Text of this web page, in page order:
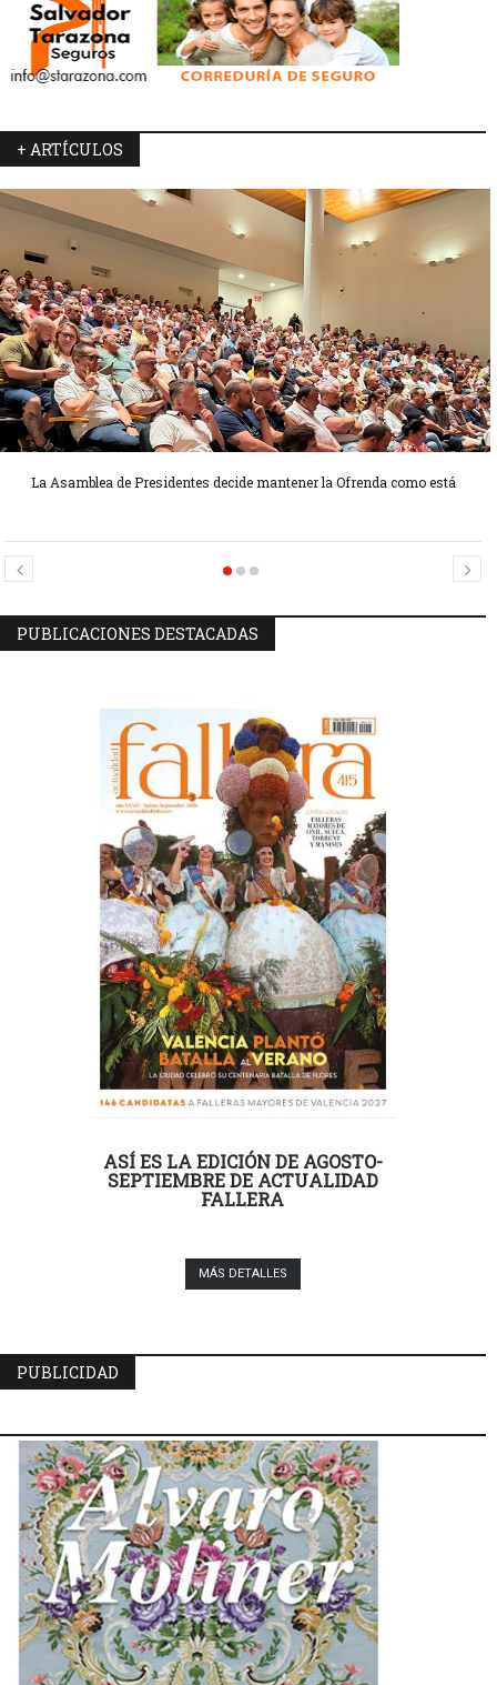
+ ARTÍCULOS
La Asamblea de Presidentes decide mantener la Ofrenda como está
Candidatas Preseleccionadas por el sector Olivereta
Candidatas Preseleccionadas por el sector Sector La Seu-La Xerea-El
Mercat
PUBLICACIONES DESTACADAS
ASÍ ES LA EDICIÓN DE AGOSTO-
SEPTIEMBRE DE ACTUALIDAD
FALLERA
MÁS DETALLES
PUBLICIDAD